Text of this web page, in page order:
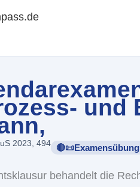
und
2023, 494
behandelt die